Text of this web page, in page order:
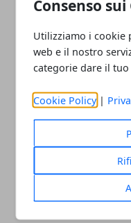
Consenso sui
Utilizziamo i cookie
web e il nostro
categorie dare il tuo
Cookie Policy |
Vasto attacco